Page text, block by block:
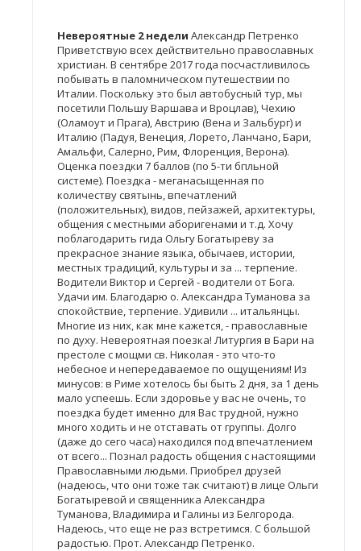
Невероятные 2 недели Александр Петренко
Приветствую всех действительно православных
христиан. В сентябре 2017 года посчастливилось
побывать в паломническом путешествии по
Италии. Поскольку это был автобусный тур, мы
посетили Польшу Варшава и Вроцлав), Чехию
(Оламоут и Прага), Австрию (Вена и Зальбург) и
Италию (Падуя, Венеция, Лорето, Ланчано, Бари,
Амальфи, Салерно, Рим, Флоренция, Верона).
Оценка поездки 7 баллов (по 5-ти бпльной
системе). Поездка - меганасыщенная по
количеству святынь, впечатлений
(положительных), видов, пейзажей, архитектуры,
общения с местными аборигенами и т.д. Хочу
поблагодарить гида Ольгу Богатыреву за
прекрасное знание языка, обычаев, истории,
местных традиций, культуры и за ... терпение.
Водители Виктор и Сергей - водители от Бога.
Удачи им. Благодарю о. Александра Туманова за
спокойствие, терпение. Удивили ... итальянцы.
Многие из них, как мне кажется, - православные
по духу. Невероятная поезка! Литургия в Бари на
престоле с мощми св. Николая - это что-то
небесное и непередаваемое по ощущениям! Из
минусов: в Риме хотелось бы быть 2 дня, за 1 день
мало успеешь. Если здоровье у вас не очень, то
поездка будет именно для Вас трудной, нужно
много ходить и не отставать от группы. Долго
(даже до сего часа) находился под впечатлением
от всего... Познал радость общения с настоящими
Православными людьми. Приобрел друзей
(надеюсь, что они тоже так считают) в лице Ольги
Богатыревой и священника Александра
Туманова, Владимира и Галины из Белгорода.
Надеюсь, что еще не раз встретимся. С большой
радостью. Прот. Александр Петренко.